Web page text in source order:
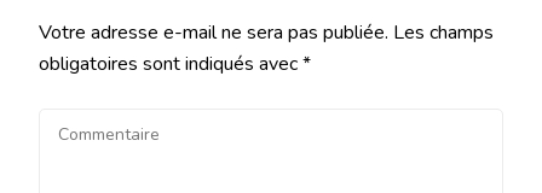
Votre adresse e-mail ne sera pas publiée. Les champs
obligatoires sont indiqués avec*